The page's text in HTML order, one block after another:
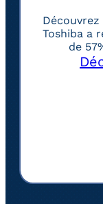
Toshiba a
de